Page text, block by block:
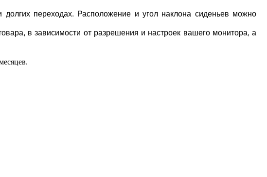
долгих переходах. Расположение и угол наклона сиденьев можно
в зависимости от разрешения и настроек вашего монитора, а